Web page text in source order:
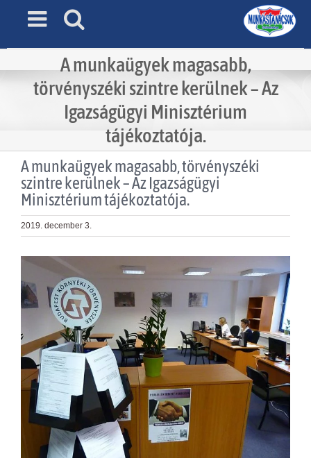
A munkaügyek magasabb,
törvényszéki szintre kerülnek – Az
Igazságügyi Minisztérium
tájékoztatója.
A munkaügyek magasabb, törvényszéki
szintre kerülnek – Az Igazságügyi
Minisztérium tájékoztatója.
2019. december 3.
Image